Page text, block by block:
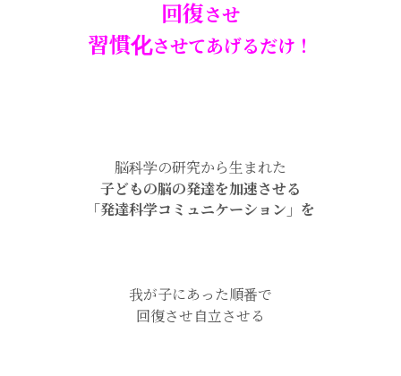
回復させ
習慣化させてあげるだけ！
脳科学の研究から生まれた
子どもの脳の発達を加速させる
「発達科学コミュニケーション」を
我が子にあった順番で
回復させ自立させる